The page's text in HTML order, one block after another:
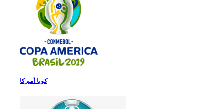
كوبا أميركا